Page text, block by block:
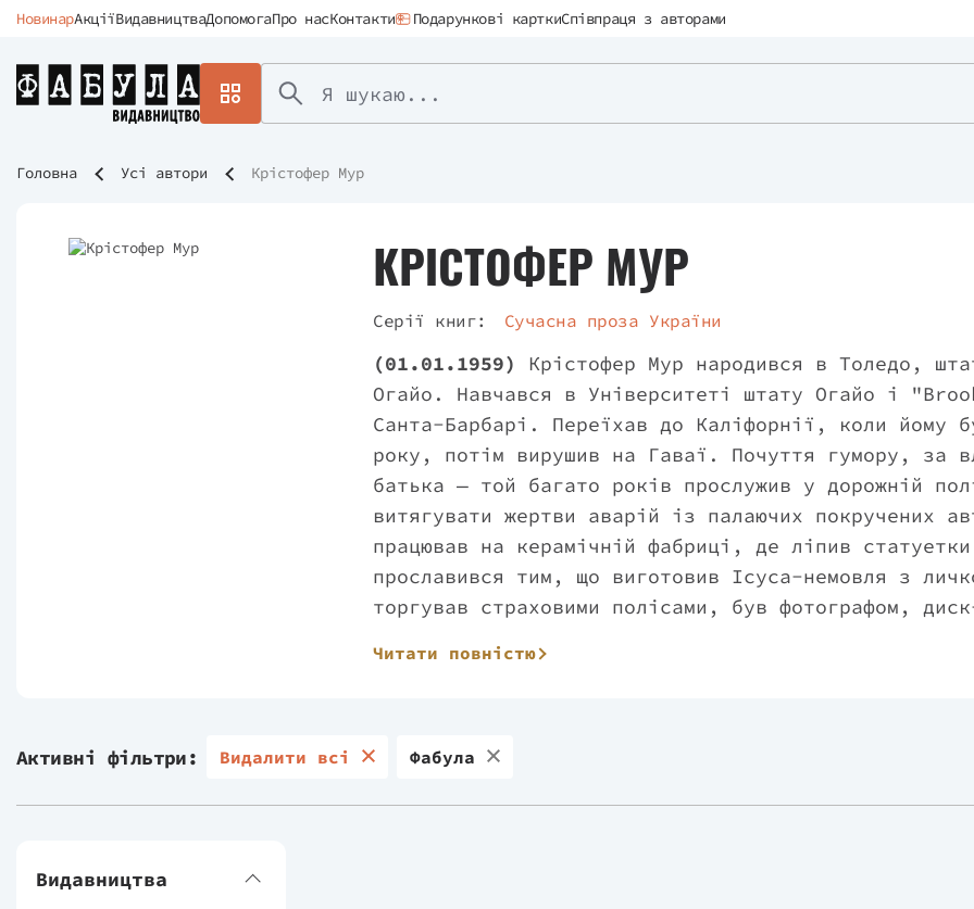
НовинарАкціїВидавництваДопомогаПро насКонтакти Подарункові карткиСпівпраця з авторами
Головна Усі автори Крістофер Мур
КРІСТОФЕР МУР
Серії книг: Сучасна проза України
(01.01.1959)
Крістофер Мур народився в Толедо,
Огайо. Навчався в Університеті штату Огайо і
Санта-Барбарі. Переїхав до Каліфорнії, коли
року, потім вирушив на Гаваї. Почуття гумору, за
батька — той багато років прослужив у дорожній
витягувати жертви аварій із палаючих покручених
працював на керамічній фабриці, де ліпив
прославився тим, що виготовив Ісуса-немовля з
торгував страховими полісами, був фотографом,
втримувати рівновагу з тацею. Писати мріяв ще
провів у стані паніки. Крістофер не одружений, не
Читати повністю
Активні фільтри: Видалити всі Фабула
Видавництва